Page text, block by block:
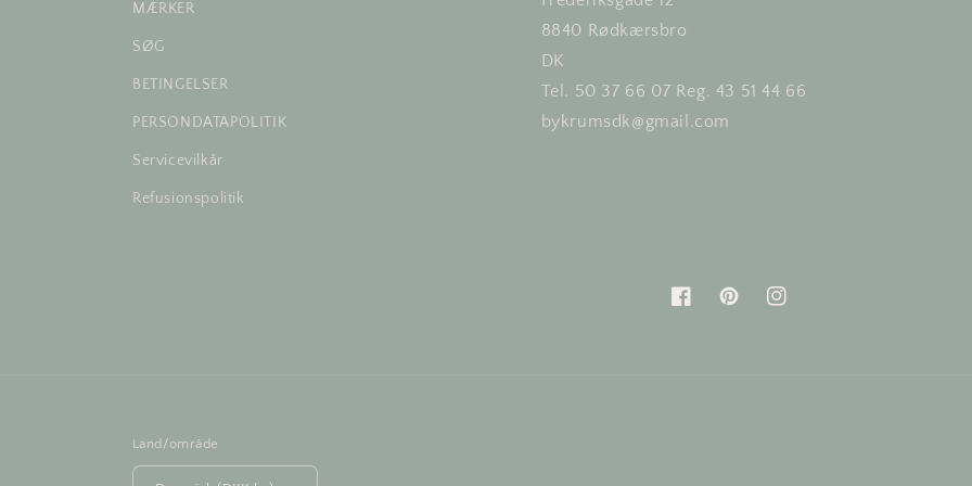
MÆRKER
SØG
BETINGELSER
PERSONDATAPOLITIK
Servicevilkår
Refusionspolitik
8840 Rødkærsbro
DK
Tel. 50 37 66 07 Reg. 43 51 44 66
bykrumsdk@gmail.com
FacebookPinterestInstagram
Land/område